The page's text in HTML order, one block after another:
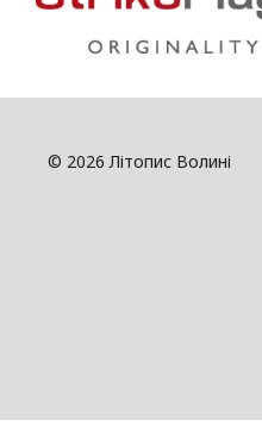
© 2026 Літопис Волині